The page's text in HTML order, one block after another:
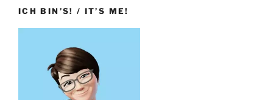
ICH BIN’S! / IT’S ME!